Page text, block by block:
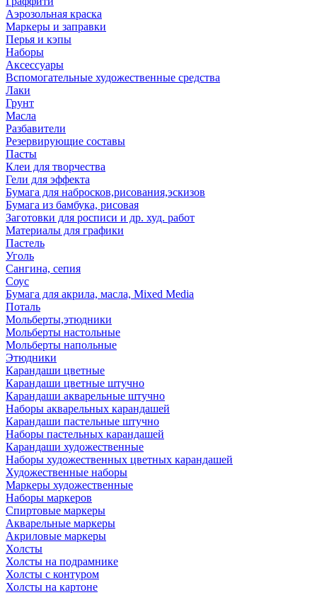
Аэрозольная краска
Маркеры и заправки
Перья и кэпы
Наборы
Аксессуары
Вспомогательные художественные средства
Лаки
Грунт
Масла
Разбавители
Резервирующие составы
Пасты
Клеи для творчества
Гели для эффекта
Бумага для набросков,рисования,эскизов
Бумага из бамбука, рисовая
Заготовки для росписи и др. худ. работ
Материалы для графики
Пастель
Уголь
Сангина, сепия
Соус
Бумага для акрила, масла, Mixed Media
Поталь
Мольберты,этюдники
Мольберты настольные
Мольберты напольные
Этюдники
Карандаши цветные
Карандаши цветные штучно
Карандаши акварельные штучно
Наборы акварельных карандашей
Карандаши пастельные штучно
Наборы пастельных карандашей
Карандаши художественные
Наборы художественных цветных карандашей
Художественные наборы
Маркеры художественные
Наборы маркеров
Спиртовые маркеры
Акварельные маркеры
Акриловые маркеры
Холсты
Холсты на подрамнике
Холсты с контуром
Холсты на картоне